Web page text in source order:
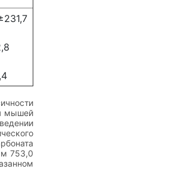
мышей
753,0